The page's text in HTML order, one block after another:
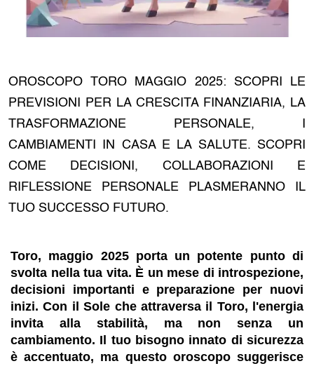
OROSCOPO TORO MAGGIO 2025: SCOPRI LE
PREVISIONI PER LA CRESCITA FINANZIARIA, LA
TRASFORMAZIONE PERSONALE, I
CAMBIAMENTI IN CASA E LA SALUTE. SCOPRI
COME DECISIONI, COLLABORAZIONI E
RIFLESSIONE PERSONALE PLASMERANNO IL
TUO SUCCESSO FUTURO.
Toro, maggio 2025 porta un potente punto di
svolta nella tua vita. È un mese di introspezione,
decisioni importanti e preparazione per nuovi
inizi. Con il Sole che attraversa il Toro, l'energia
invita alla stabilità, ma non senza un
cambiamento. Il tuo bisogno innato di sicurezza
è accentuato, ma questo oroscopo suggerisce